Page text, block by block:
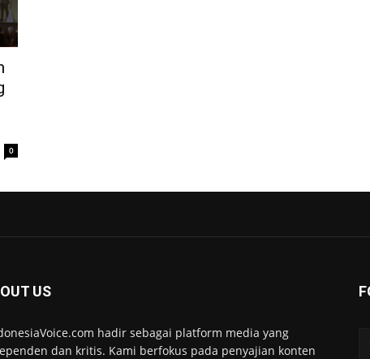
0
US
hadir sebagai platform media yang
dan kritis. Kami berfokus pada penyajian konten